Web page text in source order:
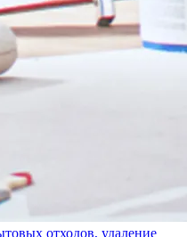
отходов, удаление